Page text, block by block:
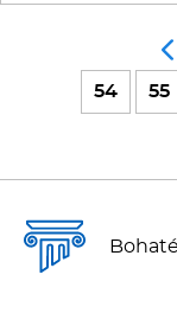
54 55